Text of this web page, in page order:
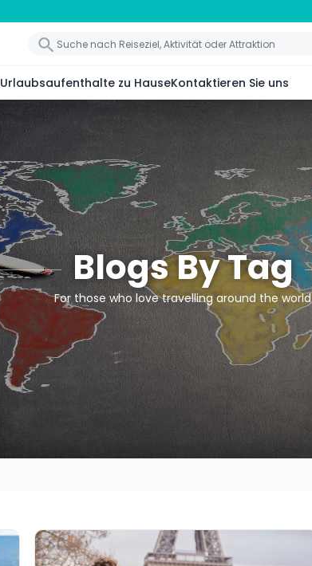
Urlaubsaufenthalte zu HauseKontaktieren Sie uns
Blogs By Tag
For those who love travelling around the world